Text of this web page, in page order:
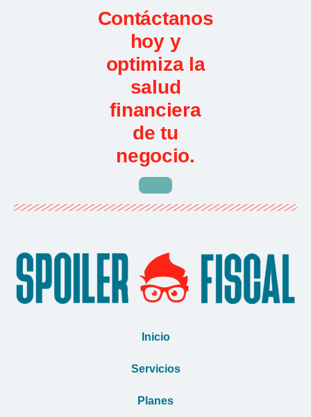
Contáctanos
hoy y
optimiza la
salud
financiera
de tu
negocio.
Inicio
Servicios
Planes